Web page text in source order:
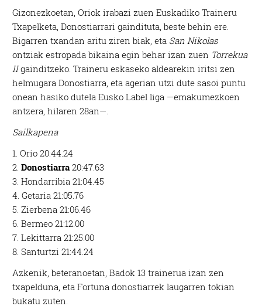
Gizonezkoetan, Oriok irabazi zuen Euskadiko Traineru
Txapelketa, Donostiarrari gaindituta, beste behin ere.
Bigarren txandan aritu ziren biak, eta San Nikolas
ontziak estropada bikaina egin behar izan zuen Torrekua
IIgainditzeko. Traineru eskaseko aldearekin iritsi zen
helmugara Donostiarra, eta agerian utzi dute sasoi puntu
onean hasiko dutela Eusko Label liga —emakumezkoen
antzera, hilaren 28an—.
Sailkapena
1. Orio 20:44.24
2.Donostiarra 20:47.63
3. Hondarribia 21:04.45
4. Getaria 21:05.76
5. Zierbena 21:06.46
6. Bermeo 21:12.00
7. Lekittarra 21:25.00
8. Santurtzi 21:44.24
Azkenik, beteranoetan, Badok 13 trainerua izan zen
txapelduna, eta Fortuna donostiarrek laugarren tokian
bukatu zuten.